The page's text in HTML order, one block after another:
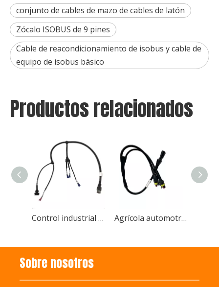
conjunto de cables de mazo de cables de latón
Zócalo ISOBUS de 9 pines
Cable de reacondicionamiento de isobus y cable de
equipo de isobus básico
Productos relacionados
Control industrial electrónico Máquina eléctrica Aire Computadora automática Ensamblaje de cables de engarce Fabricante Agrícola automotriz completo del cable del conector de la prenda impermeable de la fabricación de encargo
Sobre nosotros